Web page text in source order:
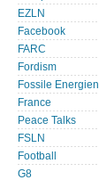
EZLN
Facebook
FARC
Fordism
Fossile Energien
France
Peace Talks
FSLN
Football
G8